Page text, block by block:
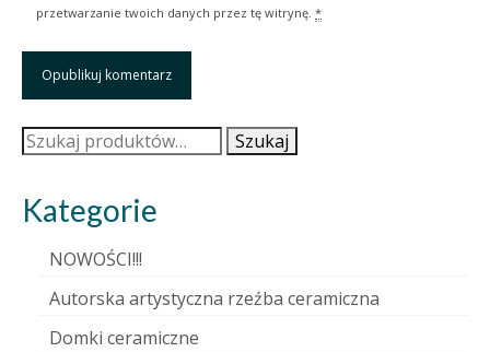
przetwarzanie twoich danych przez tę witrynę. *
Szukaj: Szukaj
Kategorie
NOWOŚCI!!!
Autorska artystyczna rzeźba ceramiczna
Domki ceramiczne